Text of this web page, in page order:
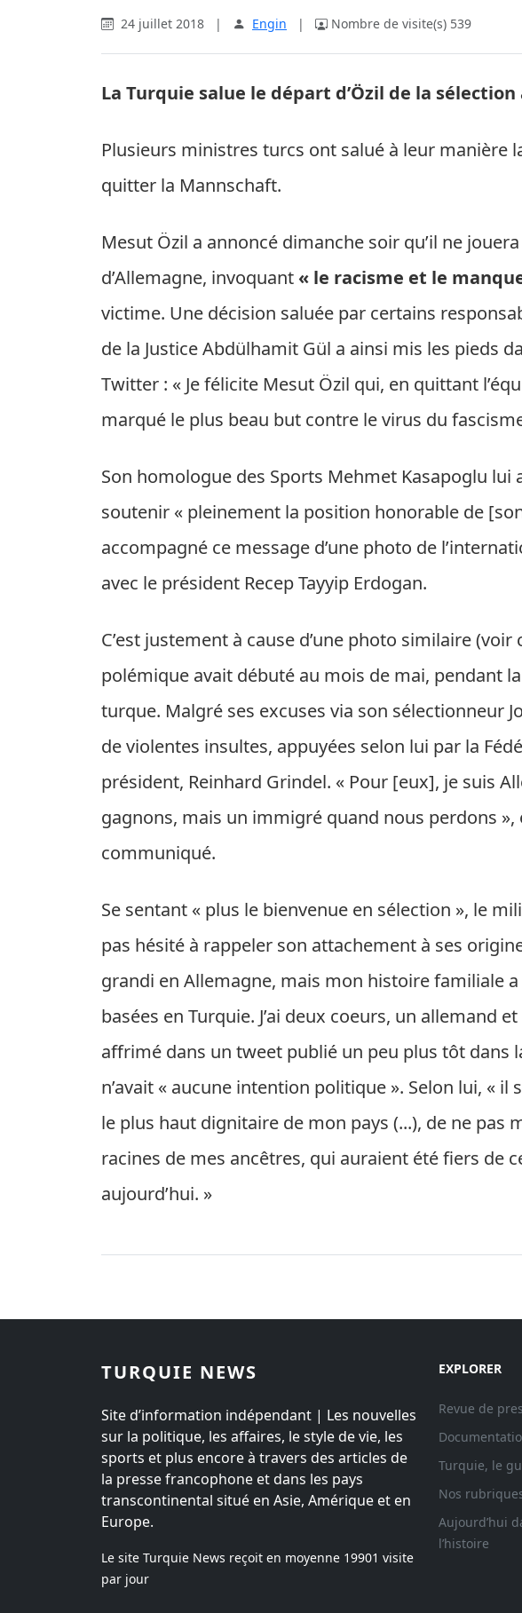
24 juillet 2018 | Engin | Nombre de visite(s) 539
La Turquie salue le départ d’Özil de la
Plusieurs ministres turcs ont salué à leur manière
quitter la Mannschaft.
Mesut Özil a annoncé dimanche soir qu’il ne
d’Allemagne, invoquant « le racisme et le
victime. Une décision saluée par certains
de la Justice Abdülhamit Gül a ainsi mis les pieds
Twitter : « Je félicite Mesut Özil qui, en quittant
marqué le plus beau but contre le virus du
Son homologue des Sports Mehmet Kasapoglu
soutenir « pleinement la position honorable de
accompagné ce message d’une photo de
avec le président Recep Tayyip Erdogan.
C’est justement à cause d’une photo similaire (voir
polémique avait débuté au mois de mai, pendant
turque. Malgré ses excuses via son sélectionneur
de violentes insultes, appuyées selon lui par la
président, Reinhard Grindel. « Pour [eux], je suis
gagnons, mais un immigré quand nous perdons
communiqué.
Se sentant « plus le bienvenue en sélection », le
pas hésité à rappeler son attachement à ses
grandi en Allemagne, mais mon histoire familiale
basées en Turquie. J’ai deux coeurs, un allemand
affrimé dans un tweet publié un peu plus tôt dans
n’avait « aucune intention politique ». Selon lui, « il
le plus haut dignitaire de mon pays (...), de ne pas
racines de mes ancêtres, qui auraient été fiers de
aujourd’hui. »
TURQUIE NEWS
Site d’information indépendant | Les nouvelles
sur la politique, les affaires, le style de vie, les
sports et plus encore à travers des articles de
la presse francophone et dans les pays
transcontinental situé en Asie, Amérique et en
Europe.
Le site Turquie News reçoit en moyenne 19901 visite
par jour
EXPLORER
Revue de
Turquie, le
Nos
Aujourd’hui
l’histoire